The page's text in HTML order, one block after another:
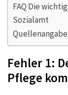
FAQ Die
Sozialamt
Fehler 1:
Pflege